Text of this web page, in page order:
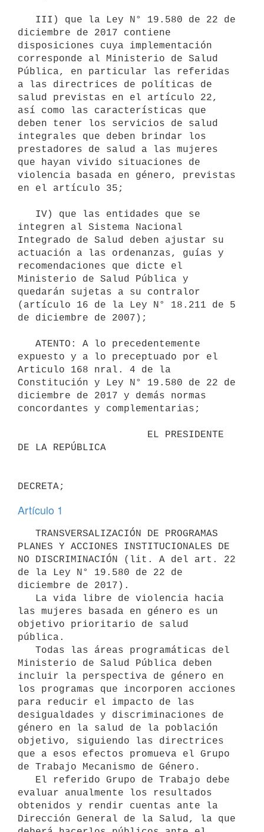
diciembre de 2017 contiene
disposiciones cuya implementación
corresponde al Ministerio de Salud
Pública, en particular las referidas
a las directrices de políticas de
salud previstas en el artículo 22,
así como las características que
deben tener los servicios de salud
integrales que deben brindar los
prestadores de salud a las mujeres
que hayan vivido situaciones de
violencia basada en género, previstas
en el artículo 35;
integren al Sistema Nacional
Integrado de Salud deben ajustar su
actuación a las ordenanzas, guías y
recomendaciones que dicte el
Ministerio de Salud Pública y
quedarán sujetas a su contralor
(artículo 16 de la Ley N° 18.211 de 5
de diciembre de 2007);
expuesto y a lo preceptuado por el
Articulo 168 nral. 4 de la
Constitución y Ley N° 19.580 de 22 de
diciembre de 2017 y demás normas
concordantes y complementarias;
DE LA REPÚBLICA
Artículo 1
PLANES Y ACCIONES INSTITUCIONALES DE
NO DISCRIMINACIÓN (lit. A del art. 22
de la Ley N° 19.580 de 22 de
diciembre de 2017).
las mujeres basada en género es un
objetivo prioritario de salud
pública.
Ministerio de Salud Pública deben
incluir la perspectiva de género en
los programas que incorporen acciones
para reducir el impacto de las
desigualdades y discriminaciones de
género en la salud de la población
objetivo, siguiendo las directrices
que a esos efectos promueva el Grupo
de Trabajo Mecanismo de Género.
evaluar anualmente los resultados
obtenidos y rendir cuentas ante la
Dirección General de la Salud, la que